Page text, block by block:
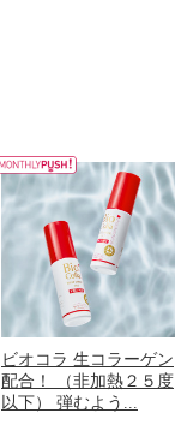
ビオコラ 生コラーゲン
配合！ （非加熱２５度
以下） 弾むよう...